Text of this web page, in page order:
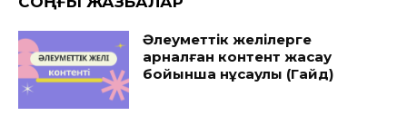
Әлеуметтік желілерге
арналған контент жасау
бойынша нұсқаулық (Гайд)